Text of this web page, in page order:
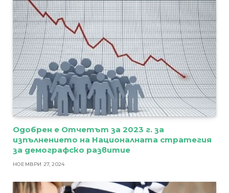
Одобрен е Отчетът за 2023 г. за
изпълнението на Националната стратегия
за демографско развитие
НОЕМВРИ 27, 2024